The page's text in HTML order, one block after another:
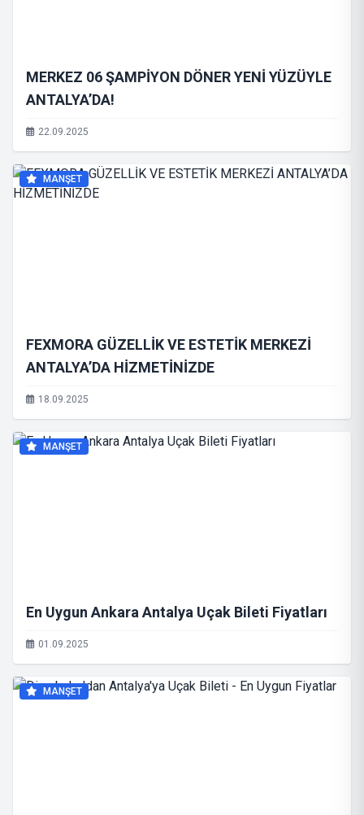
MERKEZ 06 ŞAMPİYON DÖNER YENİ YÜZÜYLE
ANTALYA’DA!
22.09.2025
MANŞET
FEXMORA GÜZELLİK VE ESTETİK MERKEZİ
ANTALYA’DA HİZMETİNİZDE
18.09.2025
MANŞET
En Uygun Ankara Antalya Uçak Bileti Fiyatları
01.09.2025
MANŞET